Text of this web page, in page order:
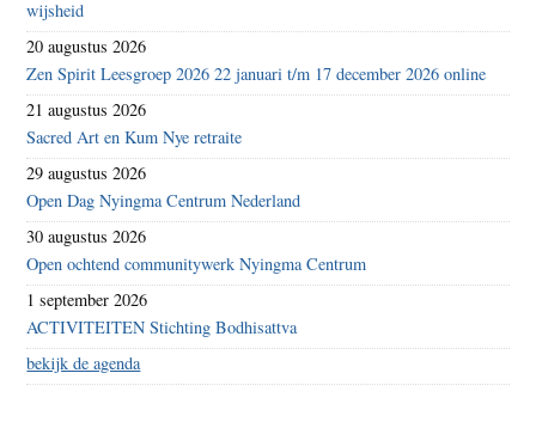
wijsheid
20 augustus 2026
Zen Spirit Leesgroep 2026 22 januari t/m 17 december 2026 online
21 augustus 2026
Sacred Art en Kum Nye retraite
29 augustus 2026
Open Dag Nyingma Centrum Nederland
30 augustus 2026
Open ochtend communitywerk Nyingma Centrum
1 september 2026
ACTIVITEITEN Stichting Bodhisattva
bekijk de agenda